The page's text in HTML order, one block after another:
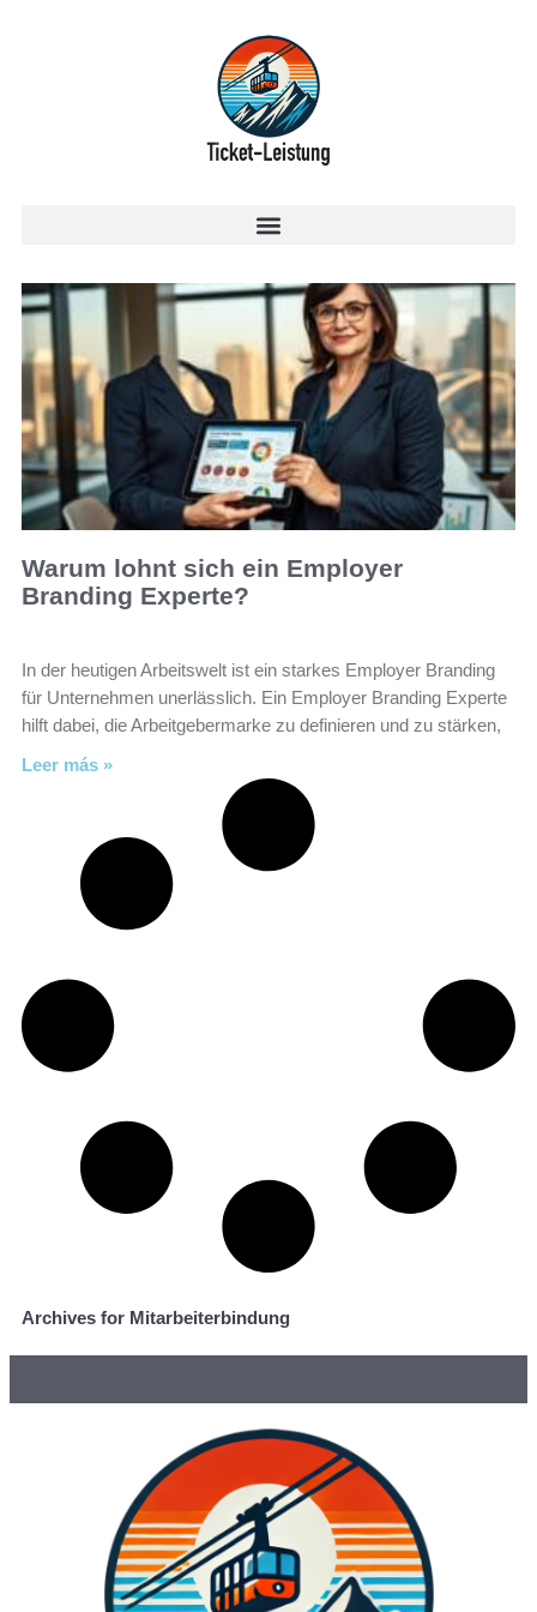
Warum lohnt sich ein Employer
Branding Experte?
In der heutigen Arbeitswelt ist ein starkes Employer Branding
für Unternehmen unerlässlich. Ein Employer Branding Experte
hilft dabei, die Arbeitgebermarke zu definieren und zu stärken,
Leer más »
Archives for Mitarbeiterbindung